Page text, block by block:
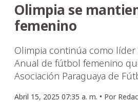
Olimpia se
femenino
Olimpia continúa como
Anual de fútbol femenino
Asociación Paraguaya de
Abril 15, 2025 07:35 a. m. • Por